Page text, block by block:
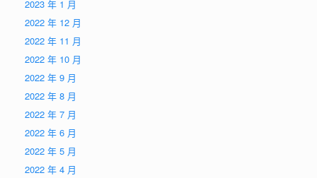
2023 年 1 月
2022 年 12 月
2022 年 11 月
2022 年 10 月
2022 年 9 月
2022 年 8 月
2022 年 7 月
2022 年 6 月
2022 年 5 月
2022 年 4 月